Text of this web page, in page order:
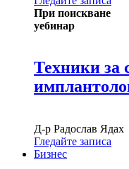
При поискване
уебинар
Техники за
Д-р Радослав Ядах
Гледайте записа
Бизнес